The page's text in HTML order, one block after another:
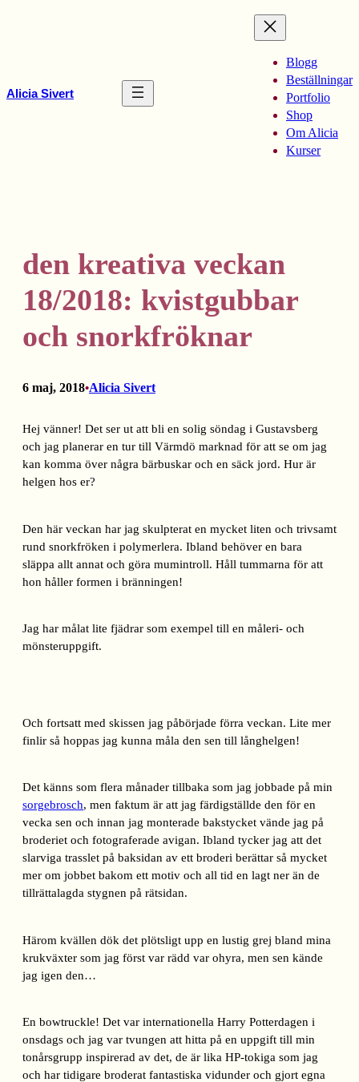
Alicia Sivert
Blogg
Beställningar
Portfolio
Shop
Om Alicia
Kurser
den kreativa veckan
18/2018: kvistgubbar
och snorkfröknar
6 maj, 2018•Alicia Sivert
Hej vänner! Det ser ut att bli en solig söndag i Gustavsberg
och jag planerar en tur till Värmdö marknad för att se om jag
kan komma över några bärbuskar och en säck jord. Hur är
helgen hos er?
Den här veckan har jag skulpterat en mycket liten och trivsamt
rund snorkfröken i polymerlera. Ibland behöver en bara
släppa allt annat och göra mumintroll. Håll tummarna för att
hon håller formen i bränningen!
Jag har målat lite fjädrar som exempel till en måleri- och
mönsteruppgift.
Och fortsatt med skissen jag påbörjade förra veckan. Lite mer
finlir så hoppas jag kunna måla den sen till långhelgen!
Det känns som flera månader tillbaka som jag jobbade på min
sorgebrosch, men faktum är att jag färdigställde den för en
vecka sen och innan jag monterade bakstycket vände jag på
broderiet och fotograferade avigan. Ibland tycker jag att det
slarviga trasslet på baksidan av ett broderi berättar så mycket
mer om jobbet bakom ett motiv och all tid en lagt ner än de
tillrättalagda stygnen på rätsidan.
Härom kvällen dök det plötsligt upp en lustig grej bland mina
krukväxter som jag först var rädd var ohyra, men sen kände
jag igen den…
En bowtruckle! Det var internationella Harry Potterdagen i
onsdags och jag var tvungen att hitta på en uppgift till min
tonårsgrupp inspirerad av det, de är lika HP-tokiga som jag
och har tidigare broderat fantastiska vidunder och gjort egna